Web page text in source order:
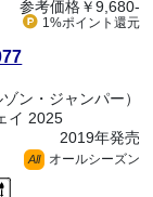
参考価格￥9,680-
1%ポイント 還元
ン・ジャンパー）
イ 2025
2019年発売
All オールシーズン